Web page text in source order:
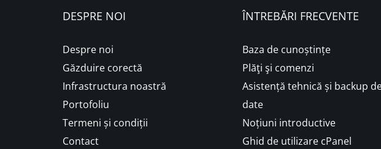
DESPRE NOI
Despre noi
Găzduire corectă
Infrastructura noastră
Portofoliu
Termeni și condiții
Contact
ÎNTREBĂRI FRECVENTE
Baza de cunoștințe
Plăţi şi comenzi
Asistență tehnică și backup
date
Noțiuni introductive
Ghid de utilizare cPanel